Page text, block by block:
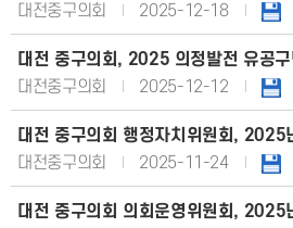
대전중구의회
2025-12-18
대전 중구의회, 2025 의정발전 유공
대전중구의회
2025-12-12
대전 중구의회 행정자치위원회, 2025
대전중구의회
2025-11-24
대전 중구의회 의회운영위원회, 2025